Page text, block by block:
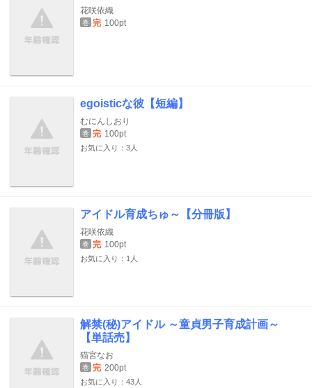
花咲依織
巻 完 100pt
egoisticな彼【短編】
むにんしおり
巻 完 100pt
お気に入り：3人
アイドル育成ちゅ～【分冊版】
花咲依織
巻 完 100pt
お気に入り：1人
解禁(秘)アイドル ～童貞男子育成計画～
【単話売】
猫宮なお
巻 完 200pt
お気に入り：43人